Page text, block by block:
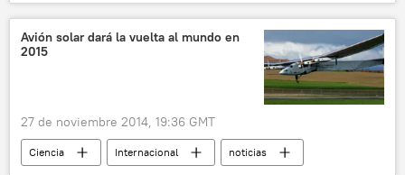
Avión solar dará la vuelta al mundo en
2015
27 de noviembre 2014, 19:36 GMT
Ciencia Internacional noticias